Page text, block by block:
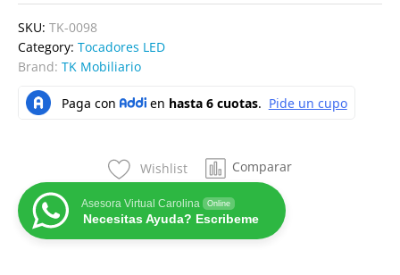
SKU: TK-0098
Category: Tocadores LED
Brand: TK Mobiliario
Wishlist Comparar
Asesora Virtual Carolina Online
Necesitas Ayuda? Escribeme